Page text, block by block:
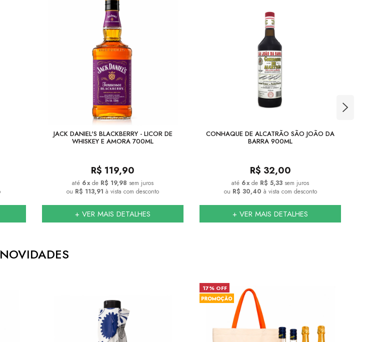
JACK DANIEL'S BLACKBERRY - LICOR DE
WHISKEY E AMORA 700ML
R$ 119,90
6x de R$ 19,98 sem juros
ou R$ 113,91 à vista com desconto
+ VER MAIS DETALHES
CONHAQUE DE ALCATRÃO SÃO JOÃO DA
BARRA 900ML
R$ 32,00
6x de R$ 5,33 sem juros
ou R$ 30,40 à vista com desconto
+ VER MAIS DETALHES
NOVIDADES
17% OFF